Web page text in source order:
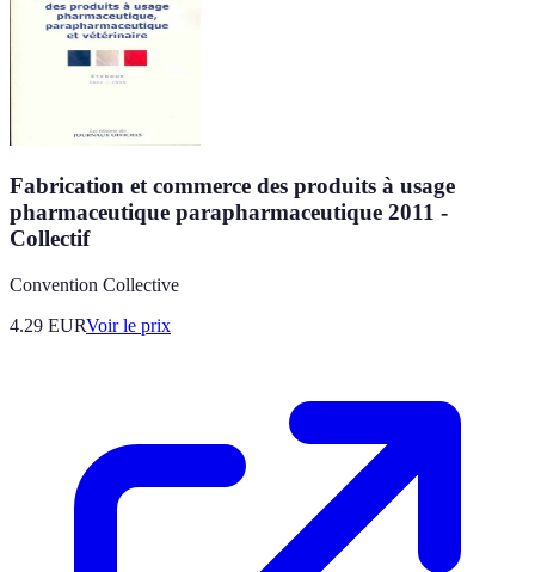
Fabrication et commerce des produits à usage
pharmaceutique parapharmaceutique 2011 -
Collectif
Convention Collective
4.29 EURVoir le prix